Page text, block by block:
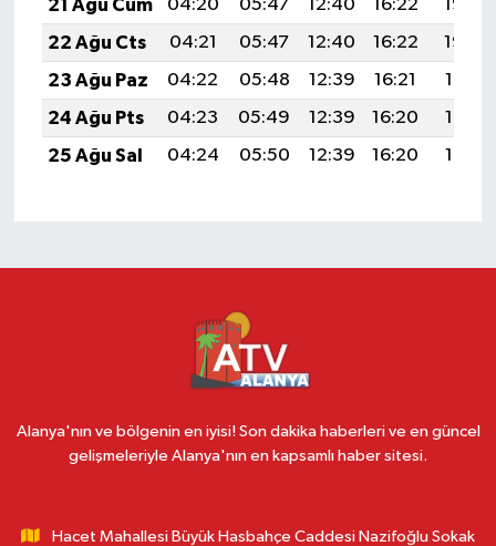
21 Ağu Cum 04:20 05:47 12:40 16:22
19:23
22 Ağu Cts
04:21 05:47 12:40 16:22
19:22
23 Ağu Paz
04:22 05:48 12:39 16:21
19:21
24 Ağu Pts
04:23 05:49 12:39 16:20
19:19
25 Ağu Sal
04:24 05:50 12:39 16:20 19:18
Alanya'nın ve bölgenin en iyisi! Son dakika haberleri ve en güncel
gelişmeleriyle Alanya'nın en kapsamlı haber sitesi.
Hacet Mahallesi Büyük Hasbahçe Caddesi Nazifoğlu Sokak